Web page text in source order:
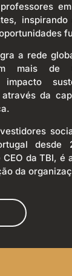
a rede
mais de
impacto
da
desde
da TBI, é
da